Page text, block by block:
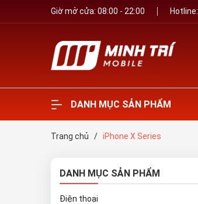
Giờ mở cửa: 08:00 - 22:00 Hotline:
DANH MỤC SẢN PHẨM
Trang chủ / iPhone X Series
DANH MỤC SẢN PHẨM
Điện thoại